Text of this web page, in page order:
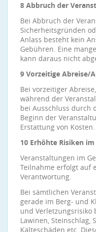
8 Abbruch der
Bei Abbruch der
Sicherheitsgründen
Anlass besteht kein
Gebühren. Eine
kann daraus nicht
9 Vorzeitige Abreise/
Bei vorzeitiger
während der
bei Ausschluss durch
Beginn der
Erstattung von Kosten.
10 Erhöhte Risiken im
Veranstaltungen im
Teilnahme erfolgt auf
Verantwortung.
Bei sämtlichen
gerade im Berg- und
und Verletzungsrisiko
Lawinen, Steinschlag,
Kälteschäden etc.